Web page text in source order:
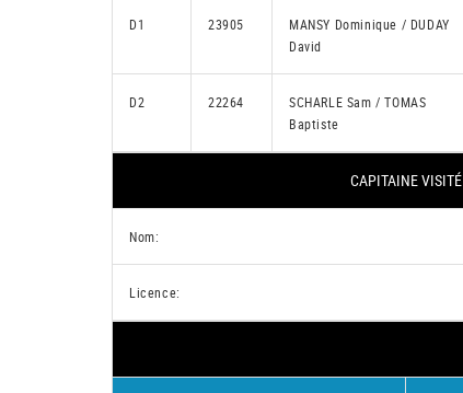
D1 23905
MANSY Dominique / DUDAY
David
D2 22264
SCHARLE Sam / TOMAS
Baptiste
CAPITAINE VISITÉ
Nom:
Licence: